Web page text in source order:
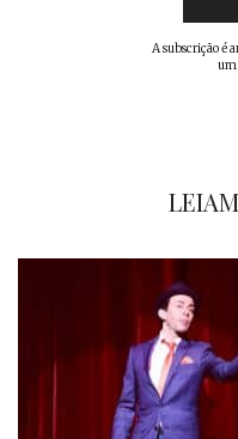
A subscrição é
um